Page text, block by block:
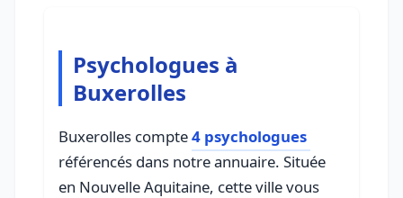
Psychologues à
Buxerolles
Buxerolles compte4 psychologues
référencés dans notre annuaire. Située
en Nouvelle Aquitaine, cette ville vous